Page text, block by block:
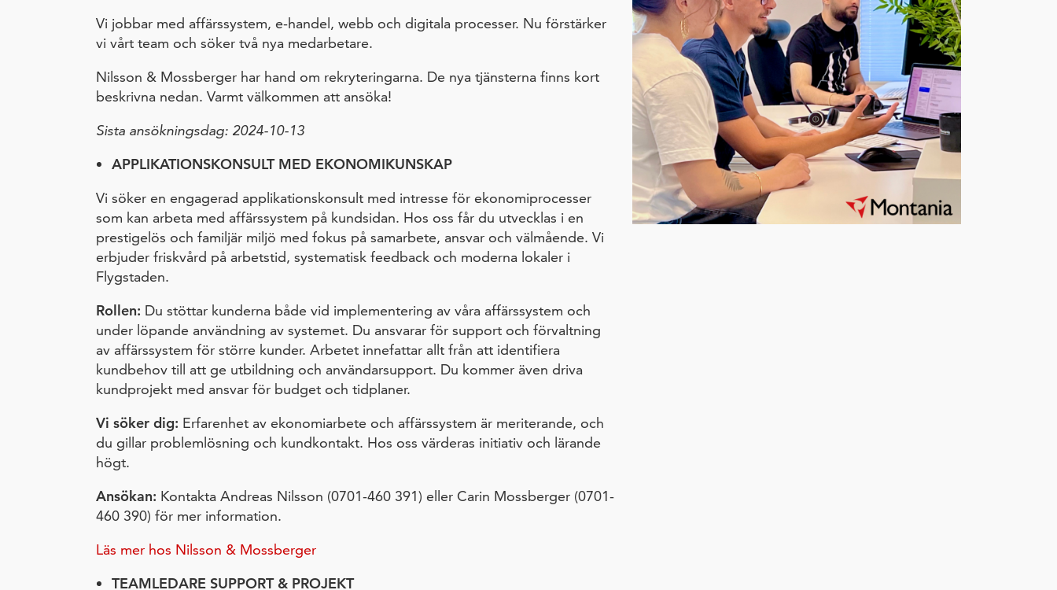
Vi jobbar med affärssystem, e-handel, webb och digitala processer. Nu förstärker
vi vårt team och söker två nya medarbetare.
Nilsson & Mossberger har hand om rekryteringarna. De nya tjänsterna finns kort
beskrivna nedan. Varmt välkommen att ansöka!
Sista ansökningsdag: 2024-10-13
APPLIKATIONSKONSULT MED EKONOMIKUNSKAP
Vi söker en engagerad applikationskonsult med intresse för ekonomiprocesser
som kan arbeta med affärssystem på kundsidan. Hos oss får du utvecklas i en
prestigelös och familjär miljö med fokus på samarbete, ansvar och välmående. Vi
erbjuder friskvård på arbetstid, systematisk feedback och moderna lokaler i
Flygstaden.
Rollen: Du stöttar kunderna både vid implementering av våra affärssystem och
under löpande användning av systemet. Du ansvarar för support och förvaltning
av affärssystem för större kunder. Arbetet innefattar allt från att identifiera
kundbehov till att ge utbildning och användarsupport. Du kommer även driva
kundprojekt med ansvar för budget och tidplaner.
Vi söker dig: Erfarenhet av ekonomiarbete och affärssystem är meriterande, och
du gillar problemlösning och kundkontakt. Hos oss värderas initiativ och lärande
högt.
Ansökan: Kontakta Andreas Nilsson (0701-460 391) eller Carin Mossberger (0701-
460 390) för mer information.
Läs mer hos Nilsson & Mossberger
TEAMLEDARE SUPPORT & PROJEKT